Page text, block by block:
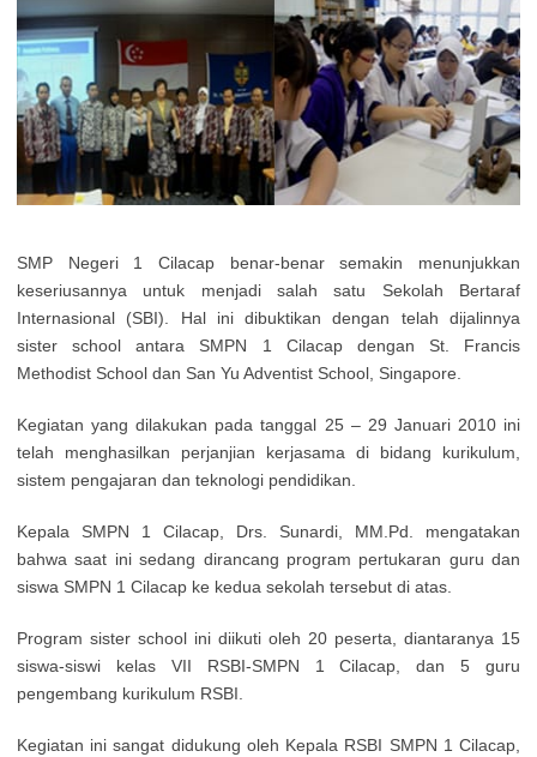
SMP Negeri 1 Cilacap benar-benar semakin menunjukkan
keseriusannya untuk menjadi salah satu Sekolah Bertaraf
Internasional (SBI). Hal ini dibuktikan dengan telah dijalinnya
sister school antara SMPN 1 Cilacap dengan St. Francis
Methodist School dan San Yu Adventist School, Singapore.
Kegiatan yang dilakukan pada tanggal 25 – 29 Januari 2010 ini
telah menghasilkan perjanjian kerjasama di bidang kurikulum,
sistem pengajaran dan teknologi pendidikan.
Kepala SMPN 1 Cilacap, Drs. Sunardi, MM.Pd. mengatakan
bahwa saat ini sedang dirancang program pertukaran guru dan
siswa SMPN 1 Cilacap ke kedua sekolah tersebut di atas.
Program sister school ini diikuti oleh 20 peserta, diantaranya 15
siswa-siswi kelas VII RSBI-SMPN 1 Cilacap, dan 5 guru
pengembang kurikulum RSBI.
Kegiatan ini sangat didukung oleh Kepala RSBI SMPN 1 Cilacap,